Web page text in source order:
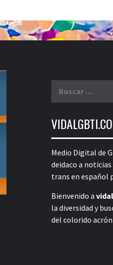
Medio Digital de
deidaco a
trans en español
Bienvenido a
la diversidad y
del colorido